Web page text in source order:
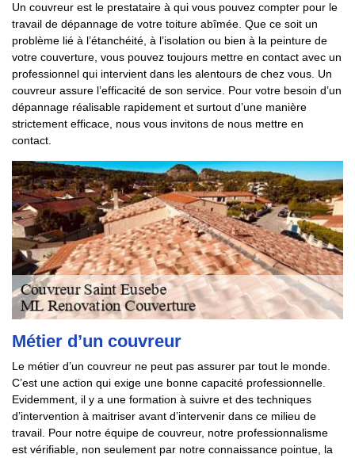
Un couvreur est le prestataire à qui vous pouvez compter pour le
travail de dépannage de votre toiture abîmée. Que ce soit un
problème lié à l’étanchéité, à l’isolation ou bien à la peinture de
votre couverture, vous pouvez toujours mettre en contact avec un
professionnel qui intervient dans les alentours de chez vous. Un
couvreur assure l’efficacité de son service. Pour votre besoin d’un
dépannage réalisable rapidement et surtout d’une manière
strictement efficace, nous vous invitons de nous mettre en
contact.
Métier d’un couvreur
Le métier d’un couvreur ne peut pas assurer par tout le monde.
C’est une action qui exige une bonne capacité professionnelle.
Evidemment, il y a une formation à suivre et des techniques
d’intervention à maitriser avant d’intervenir dans ce milieu de
travail. Pour notre équipe de couvreur, notre professionnalisme
est vérifiable, non seulement par notre connaissance pointue, la